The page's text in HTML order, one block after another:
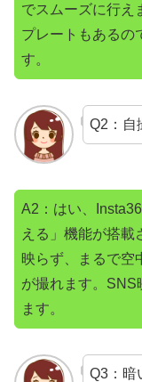
でスムーズに行え
プレートもあるの
す。
Q2：自
A2：はい、
える」機能が搭載
映らず、まるで空
が撮れます。SNS
ます。
Q3：暗